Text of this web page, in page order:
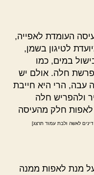
העומדת לאפייה,
לטיגון בשמן,
במים, כמו
חלה. אולם יש
עבה, הרי היא חייבת
ולהפריש חלה
לאפות חלק מהעיסה
דינים לאשה ולבת עמוד תרצג]
מנת לאפות ממנה